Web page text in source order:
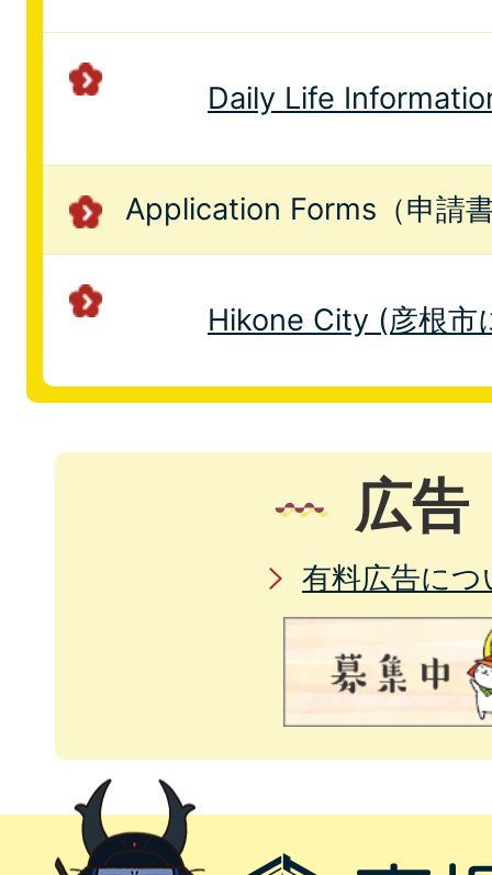
Daily Life
Application Forms（申請
Hikone City (彦根市
広告
有料広告につ